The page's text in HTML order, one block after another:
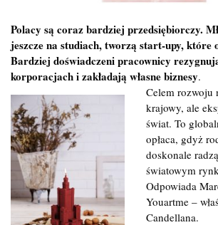
Polacy są coraz bardziej przedsiębiorczy.
jeszcze na studiach, tworzą start-upy, które
Bardziej doświadczeni pracownicy
korporacjach i zakładają własne biznesy.
Celem rozwoju
krajowy, ale
świat. To
opłaca, gdyż
doskonale
światowym
Odpowiada
Youartme –
Candellana.